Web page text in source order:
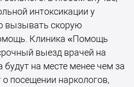
интоксикации у
вызывать скорую
Клиника «Помощь
выезд врачей на
на месте менее чем за
о посещении наркологов,